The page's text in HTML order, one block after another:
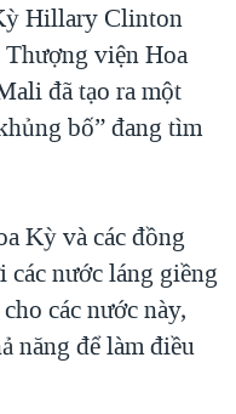
Hillary Clinton
viện Hoa
đã tạo ra một
bố” đang tìm
Kỳ và các đồng
nước láng giềng
các nước này,
năng để làm điều